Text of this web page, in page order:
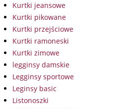
Kurtki jeansowe
Kurtki pikowane
Kurtki przejściowe
Kurtki ramoneski
Kurtki zimowe
legginsy damskie
Legginsy sportowe
Leginsy basic
Listonoszki